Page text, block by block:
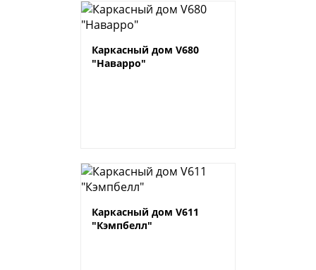
Каркасный дом V680
"Наварро"
Каркасный дом V611
"Кэмпбелл"